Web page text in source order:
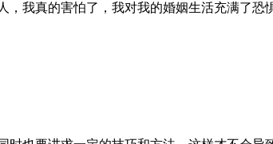
我真的害怕了，我对我的婚姻生活充满了